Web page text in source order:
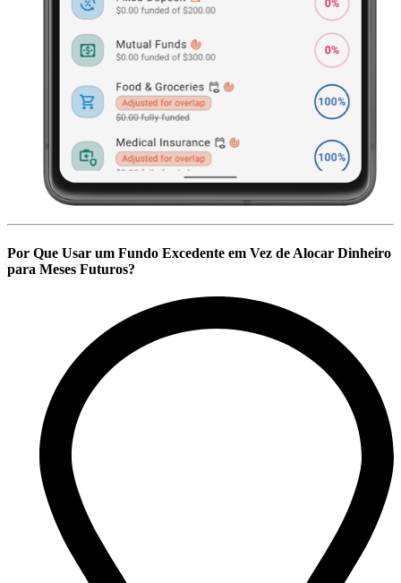
Por Que Usar um Fundo Excedente em Vez de Alocar Dinheiro
para Meses Futuros?